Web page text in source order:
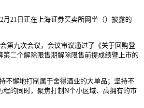
21日正在上海证券买卖所网坐（）披露的
九次会议，会议审议通过了《关于回购登
二个解除限售期解除限售前提成绩暨上市的
懈地打制属于舍得酒业的大单品；坚持不
的同时，聚焦打制N个小区域、高拥有的市